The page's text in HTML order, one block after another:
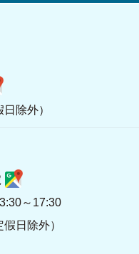
除外）
～17:30
日除外）